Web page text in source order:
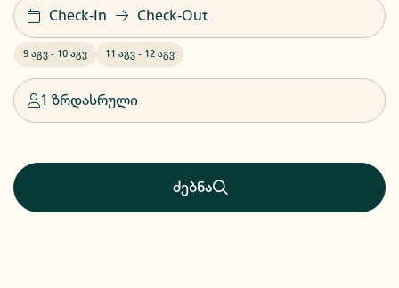
Check-In Check-Out
9 აგვ - 10 აგვ 11 აგვ - 12 აგვ
1 ზრდასრული
ძებნა